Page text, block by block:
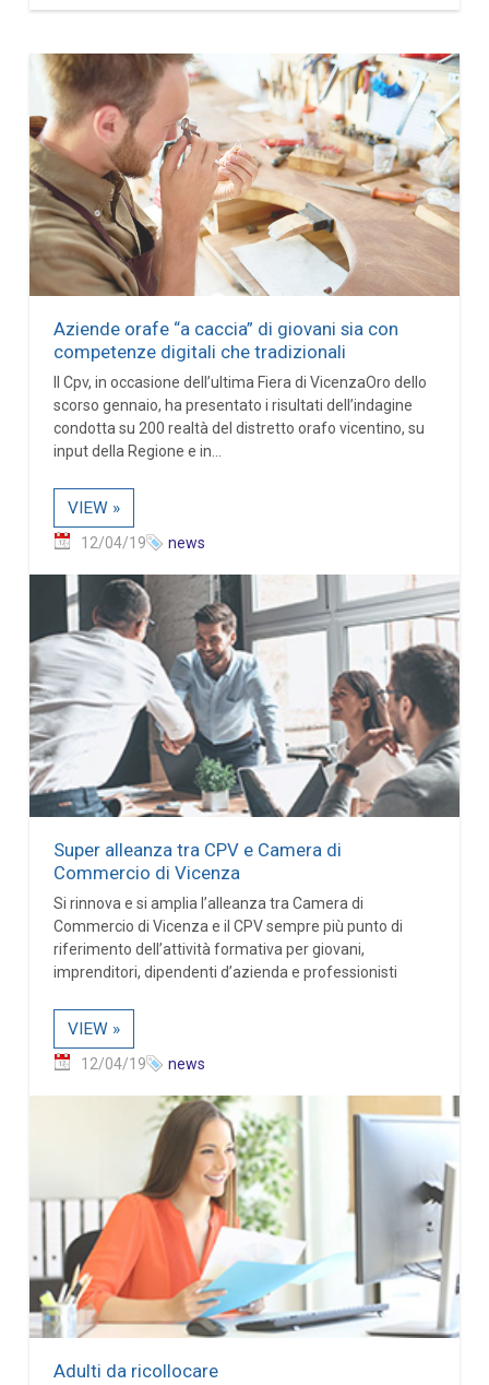
Aziende orafe “a caccia” di giovani sia con
competenze digitali che tradizionali
Il Cpv, in occasione dell’ultima Fiera di VicenzaOro dello
scorso gennaio, ha presentato i risultati dell’indagine
condotta su 200 realtà del distretto orafo vicentino, su
input della Regione e in...
VIEW »
12/04/19 news
Super alleanza tra CPV e Camera di
Commercio di Vicenza
Si rinnova e si amplia l’alleanza tra Camera di
Commercio di Vicenza e il CPV sempre più punto di
riferimento dell’attività formativa per giovani,
imprenditori, dipendenti d’azienda e professionisti
VIEW »
12/04/19 news
Adulti da ricollocare